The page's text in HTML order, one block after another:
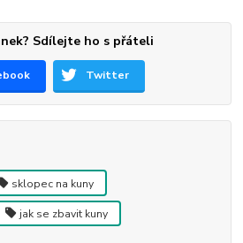
Sdílejte ho s přáteli
Twitter
sklopec na kuny
jak se zbavit kuny